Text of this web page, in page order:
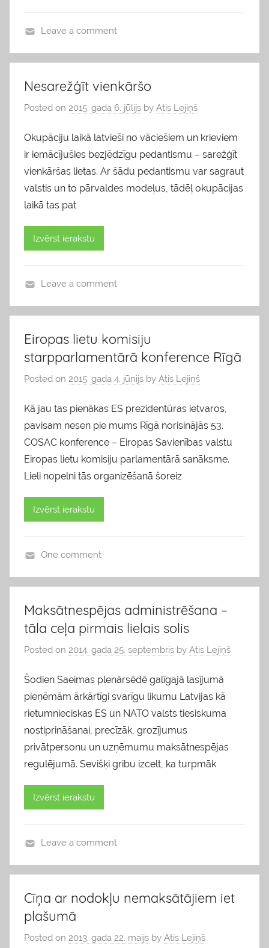
l
g
s
Leave a comment
Nesarežģīt vienkāršo
Posted on 2015. gada 6. jūlijs by Atis Lejiņš
Okupāciju laikā latvieši no vāciešiem un krieviem
ir iemācījušies bezjēdzīgu pedantismu – sarežģīt
vienkāršas lietas. Ar šādu pedantismu var sagraut
valstis un to pārvaldes modeļus, tādēļ okupācijas
laikā tas pat
Izvērst ierakstu
l
g
s
Leave a comment
Eiropas lietu komisiju
starpparlamentārā konference Rīgā
Posted on 2015. gada 4. jūnijs by Atis Lejiņš
Kā jau tas pienākas ES prezidentūras ietvaros,
pavisam nesen pie mums Rīgā norisinājās 53.
COSAC konference – Eiropas Savienības valstu
Eiropas lietu komisiju parlamentārā sanāksme.
Lieli nopelni tās organizēšanā šoreiz
Izvērst ierakstu
l
g
s
One comment
Maksātnespējas administrēšana –
tāla ceļa pirmais lielais solis
Posted on 2014. gada 25. septembris by Atis Lejiņš
Šodien Saeimas plenārsēdē galīgajā lasījumā
pieņēmām ārkārtīgi svarīgu likumu Latvijas kā
rietumnieciskas ES un NATO valsts tiesiskuma
nostiprināšanai, precīzāk, grozījumus
privātpersonu un uzņēmumu maksātnespējas
regulējumā. Sevišķi gribu izcelt, ka turpmāk
Izvērst ierakstu
l
g
s
Leave a comment
Cīņa ar nodokļu nemaksātājiem iet
plašumā
Posted on 2013. gada 22. maijs by Atis Lejiņš